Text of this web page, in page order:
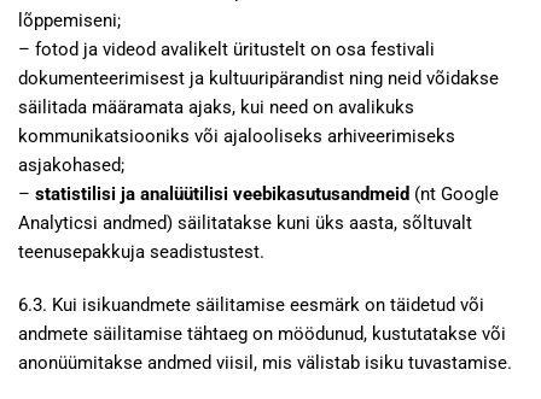
lõppemiseni;
– fotod ja videod avalikelt üritustelt on osa festivali
dokumenteerimisest ja kultuuripärandist ning neid võidakse
säilitada määramata ajaks, kui need on avalikuks
kommunikatsiooniks või ajalooliseks arhiveerimiseks
asjakohased;
– statistilisi ja analüütilisi veebikasutusandmeid (nt Google
Analyticsi andmed) säilitatakse kuni üks aasta, sõltuvalt
teenusepakkuja seadistustest.
6.3. Kui isikuandmete säilitamise eesmärk on täidetud või
andmete säilitamise tähtaeg on möödunud, kustutatakse või
anonüümitakse andmed viisil, mis välistab isiku tuvastamise.